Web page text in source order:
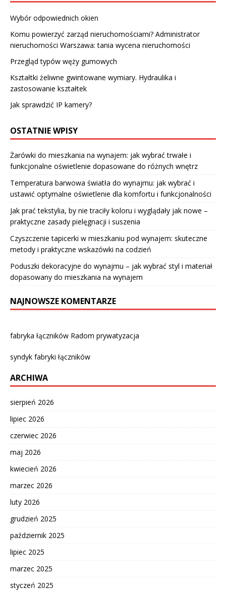
Wybór odpowiednich okien
Komu powierzyć zarząd nieruchomościami? Administrator
nieruchomości Warszawa: tania wycena nieruchomości
Przegląd typów węży gumowych
Kształtki żeliwne gwintowane wymiary. Hydraulika i
zastosowanie kształtek
Jak sprawdzić IP kamery?
OSTATNIE WPISY
Żarówki do mieszkania na wynajem: jak wybrać trwałe i
funkcjonalne oświetlenie dopasowane do różnych wnętrz
Temperatura barwowa światła do wynajmu: jak wybrać i
ustawić optymalne oświetlenie dla komfortu i funkcjonalności
Jak prać tekstylia, by nie traciły koloru i wyglądały jak nowe –
praktyczne zasady pielęgnacji i suszenia
Czyszczenie tapicerki w mieszkaniu pod wynajem: skuteczne
metody i praktyczne wskazówki na codzień
Poduszki dekoracyjne do wynajmu – jak wybrać styl i materiał
dopasowany do mieszkania na wynajem
NAJNOWSZE KOMENTARZE
fabryka łączników Radom prywatyzacja
syndyk fabryki łączników
ARCHIWA
sierpień 2026
lipiec 2026
czerwiec 2026
maj 2026
kwiecień 2026
marzec 2026
luty 2026
grudzień 2025
październik 2025
lipiec 2025
marzec 2025
styczeń 2025